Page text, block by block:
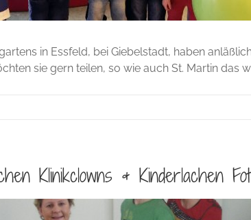
in Essfeld, bei Giebelstadt, haben
sie gern teilen, so wie auch St. Martin das
Klinikclowns & Kinderlachen